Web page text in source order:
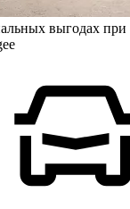
выгодах при